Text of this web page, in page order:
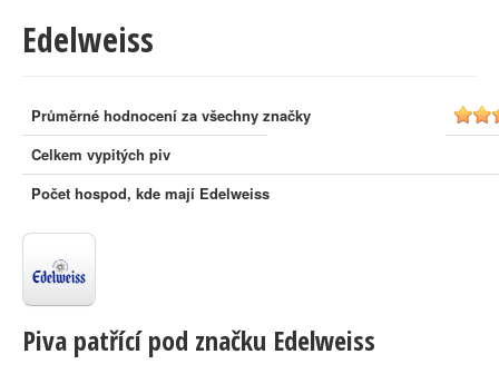
Edelweiss
Průměrné hodnocení za všechny značky
Celkem vypitých piv
Počet hospod, kde mají Edelweiss
Piva patřící pod značku Edelweiss